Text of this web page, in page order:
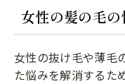
女性の髪の毛
女性の抜け毛や薄毛
た悩みを解消するた